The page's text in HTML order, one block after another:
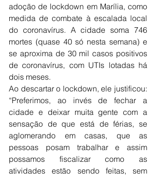
adoção de lockdown em Marília, como
medida de combate à escalada local
do coronavírus. A cidade soma 746
mortes (quase 40 só nesta semana) e
se aproxima de 30 mil casos positivos
de coronavírus, com UTIs lotadas há
dois meses.
Ao descartar o lockdown, ele justificou:
“Preferimos, ao invés de fechar a
cidade e deixar muita gente com a
sensação de que está de férias, se
aglomerando em casas, que as
pessoas posam trabalhar e assim
possamos fiscalizar como as
atividades estão sendo feitas, sem